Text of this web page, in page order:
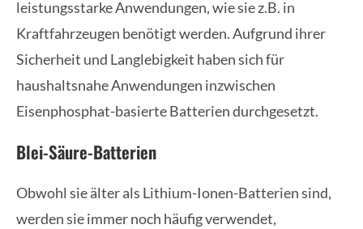
leistungsstarke Anwendungen, wie sie z.B. in
Kraftfahrzeugen benötigt werden. Aufgrund ihrer
Sicherheit und Langlebigkeit haben sich für
haushaltsnahe Anwendungen inzwischen
Eisenphosphat-basierte Batterien durchgesetzt.
Blei-Säure-Batterien
Obwohl sie älter als Lithium-Ionen-Batterien sind,
werden sie immer noch häufig verwendet,